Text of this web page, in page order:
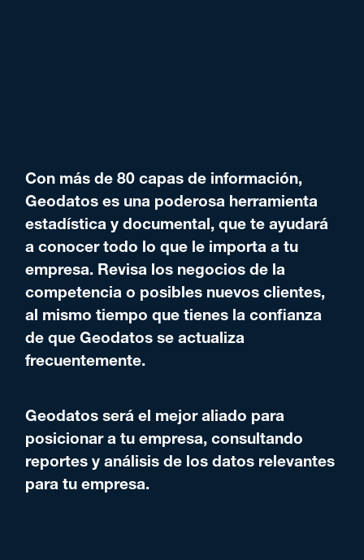
Con más de 80 capas de información,
Geodatos es una poderosa herramienta
estadística y documental, que te ayudará
a conocer todo lo que le importa a tu
empresa. Revisa los negocios de la
competencia o posibles nuevos clientes,
al mismo tiempo que tienes la confianza
de que Geodatos se actualiza
frecuentemente.
Geodatos será el mejor aliado para
posicionar a tu empresa, consultando
reportes y análisis de los datos relevantes
para tu empresa.